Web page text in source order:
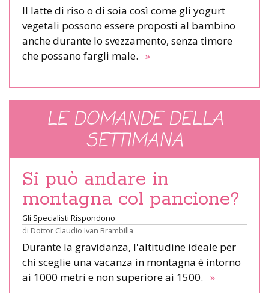
Il latte di riso o di soia così come gli yogurt
vegetali possono essere proposti al bambino
anche durante lo svezzamento, senza timore
che possano fargli male. »
LE DOMANDE DELLA
SETTIMANA
Si può andare in
montagna col pancione?
Gli Specialisti Rispondono
di Dottor Claudio Ivan Brambilla
Durante la gravidanza, l'altitudine ideale per
chi sceglie una vacanza in montagna è intorno
ai 1000 metri e non superiore ai 1500. »